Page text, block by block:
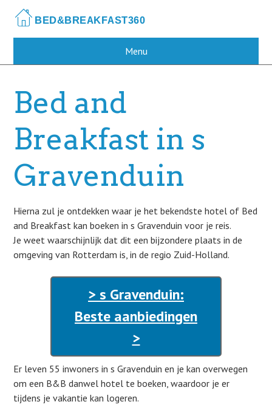
main
Menu
Bed and
Breakfast in s
Gravenduin
Hierna zul je ontdekken waar je het bekendste hotel of Bed
and Breakfast kan boeken in s Gravenduin voor je reis.
Je weet waarschijnlijk dat dit een bijzondere plaats in de
omgeving van Rotterdam is, in de regio Zuid-Holland.
> s Gravenduin:
Beste aanbiedingen
>
Er leven 55 inwoners in s Gravenduin en je kan overwegen
om een B&B danwel hotel te boeken, waardoor je er
tijdens je vakantie kan logeren.